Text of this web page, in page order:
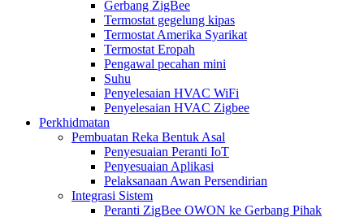
Gerbang ZigBee
Termostat gegelung kipas
Termostat Amerika Syarikat
Termostat Eropah
Pengawal pecahan mini
Suhu
Penyelesaian HVAC WiFi
Penyelesaian HVAC Zigbee
Perkhidmatan
Pembuatan Reka Bentuk Asal
Penyesuaian Peranti IoT
Penyesuaian Aplikasi
Pelaksanaan Awan Persendirian
Integrasi Sistem
Peranti ZigBee OWON ke Gerbang Pihak